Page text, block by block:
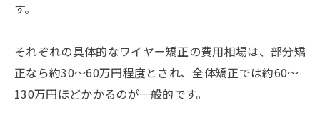
す。
それぞれの具体的なワイヤー矯正の費用相場は、部分矯
正なら約30〜60万円程度とされ、全体矯正では約60〜
130万円ほどかかるのが一般的です。